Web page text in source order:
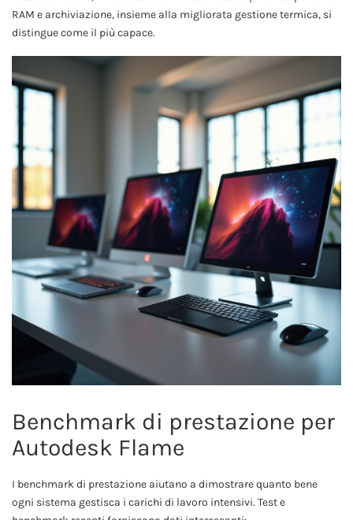
RAM e archiviazione, insieme alla migliorata gestione termica, si
distingue come il più capace.
Benchmark di prestazione per
Autodesk Flame
I benchmark di prestazione aiutano a dimostrare quanto bene
ogni sistema gestisca i carichi di lavoro intensivi. Test e